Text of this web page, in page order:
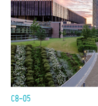
C8-05